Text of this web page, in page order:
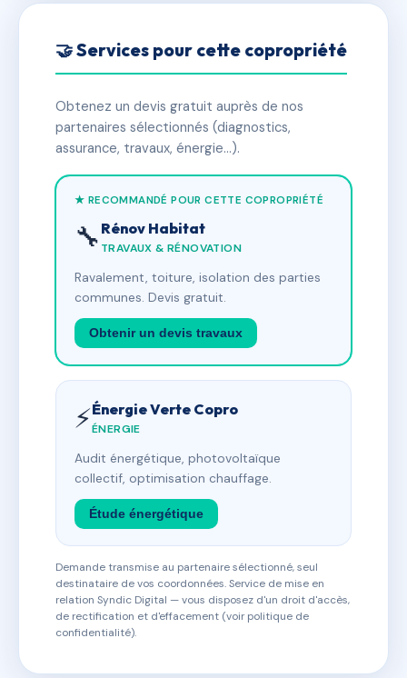
🤝 Services pour cette copropriété
Obtenez un devis gratuit auprès de nos
partenaires sélectionnés (diagnostics,
assurance, travaux, énergie…).
★ RECOMMANDÉ POUR CETTE COPROPRIÉTÉ
🔧 Rénov Habitat
TRAVAUX & RÉNOVATION
Ravalement, toiture, isolation des parties
communes. Devis gratuit.
Obtenir un devis travaux
⚡Énergie Verte Copro
ÉNERGIE
Audit énergétique, photovoltaïque
collectif, optimisation chauffage.
Étude énergétique
Demande transmise au partenaire sélectionné, seul
destinataire de vos coordonnées. Service de mise en
relation Syndic Digital — vous disposez d'un droit d'accès,
de rectification et d'effacement (voir politique de
confidentialité).